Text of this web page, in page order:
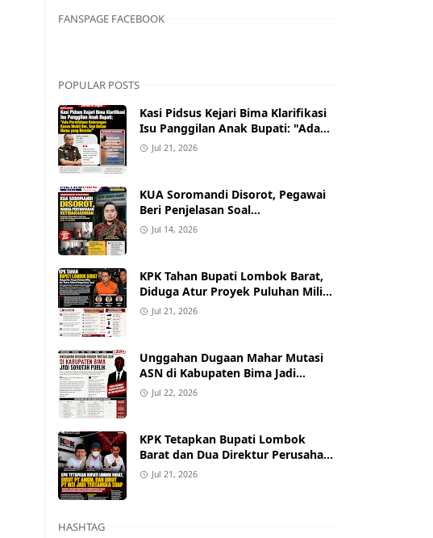
FANSPAGE FACEBOOK
POPULAR POSTS
Kasi Pidsus Kejari Bima Klarifikasi
Isu Panggilan Anak Bupati: "Ada
Permintaan Keterangan Kasus
Jul 21, 2026
KUA Soromandi Disorot, Pegawai
Beri Penjelasan Soal
Ketidakhadiran Penghulu pada
Jul 14, 2026
KPK Tahan Bupati Lombok Barat,
Diduga Atur Proyek Puluhan Miliar
dan Terima Alphard hingga Uang
Jul 21, 2026
Unggahan Dugaan Mahar Mutasi
ASN di Kabupaten Bima Jadi
Sorotan
Jul 22, 2026
KPK Tetapkan Bupati Lombok
Barat dan Dua Direktur Perusahaan
sebagai Tersangka Dugaan Suap
Jul 21, 2026
HASHTAG